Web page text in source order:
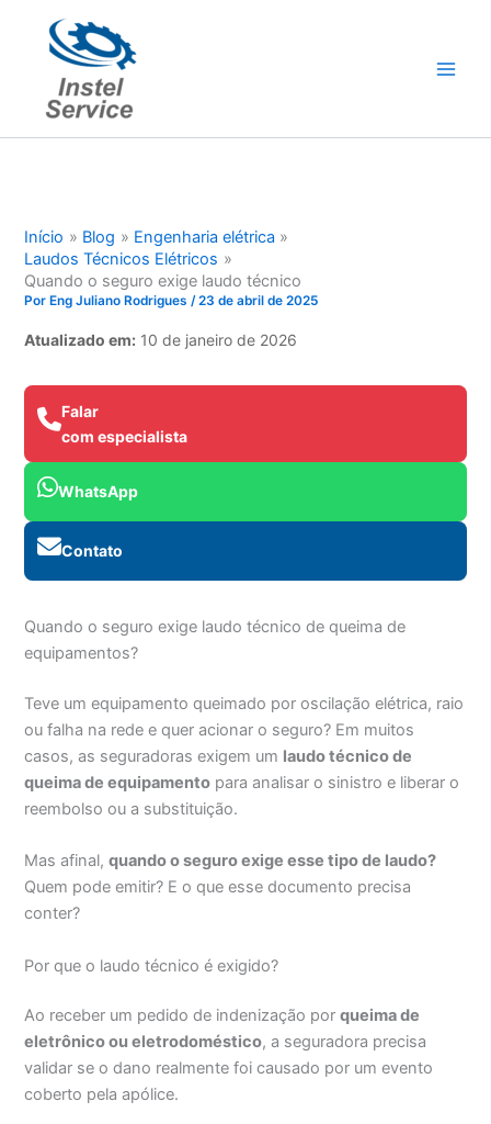
conteúdo
Início Blog
Engenharia elétrica
Laudos Técnicos Elétricos
Quando o seguro exige laudo técnico
Por Eng Juliano Rodrigues/23 de abril de 2025
Atualizado em: 10 de janeiro de 2026
Falar
com especialista
WhatsApp
Contato
Quando o seguro exige laudo técnico de queima de
equipamentos?
Teve um equipamento queimado por oscilação elétrica, raio
ou falha na rede e quer acionar o seguro? Em muitos
casos, as seguradoras exigem um laudo técnico de
queima de equipamento para analisar o sinistro e liberar o
reembolso ou a substituição.
Mas afinal,quando o seguro exige esse tipo de laudo?
Quem pode emitir? E o que esse documento precisa
conter?
Por que o laudo técnico é exigido?
Ao receber um pedido de indenização porqueima de
eletrônico ou eletrodoméstico, a seguradora precisa
validar se o dano realmente foi causado por um evento
coberto pela apólice.